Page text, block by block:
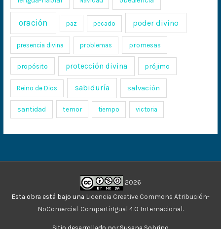
oración paz pecado poder divino
presencia divina problemas promesas
propósito protección divina prójimo
Reino de Dios sabiduría salvación
santidad temor tiempo victoria
2026
Esta obra está bajo una Licencia Creative Commons Atribución-
NoComercial-CompartirIgual 4.0 Internacional.